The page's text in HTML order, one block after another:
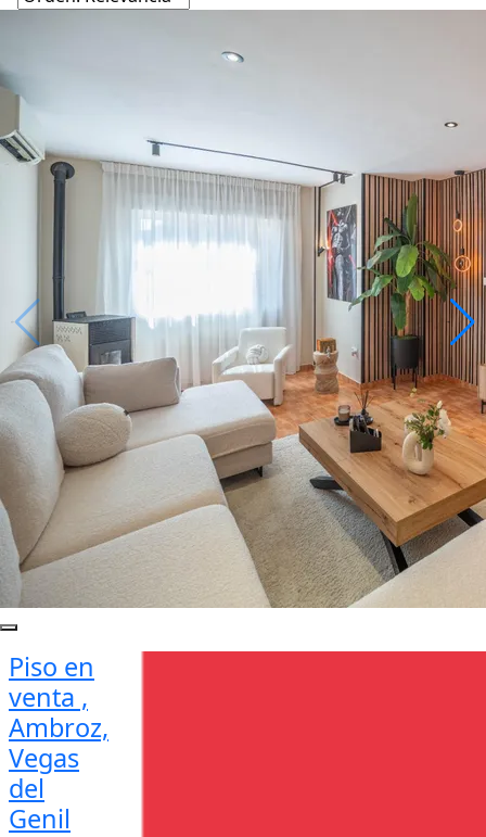
Piso en
venta ,
Ambroz,
Vegas
del
Genil